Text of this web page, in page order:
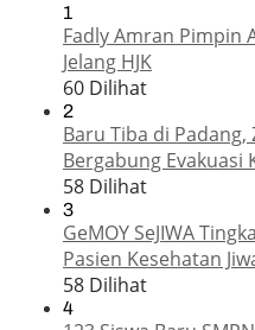
1
Fadly Amran Pimpin
Jelang HJK
60 Dilihat
2
Baru Tiba di
Bergabung Evakuasi
58 Dilihat
3
GeMOY SeJIWA
Pasien Kesehatan
58 Dilihat
4